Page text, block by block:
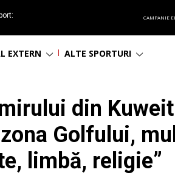
CAMPANIE
EXTERN ALTE SPORTURI
din
Golfului,
limbă, religie”